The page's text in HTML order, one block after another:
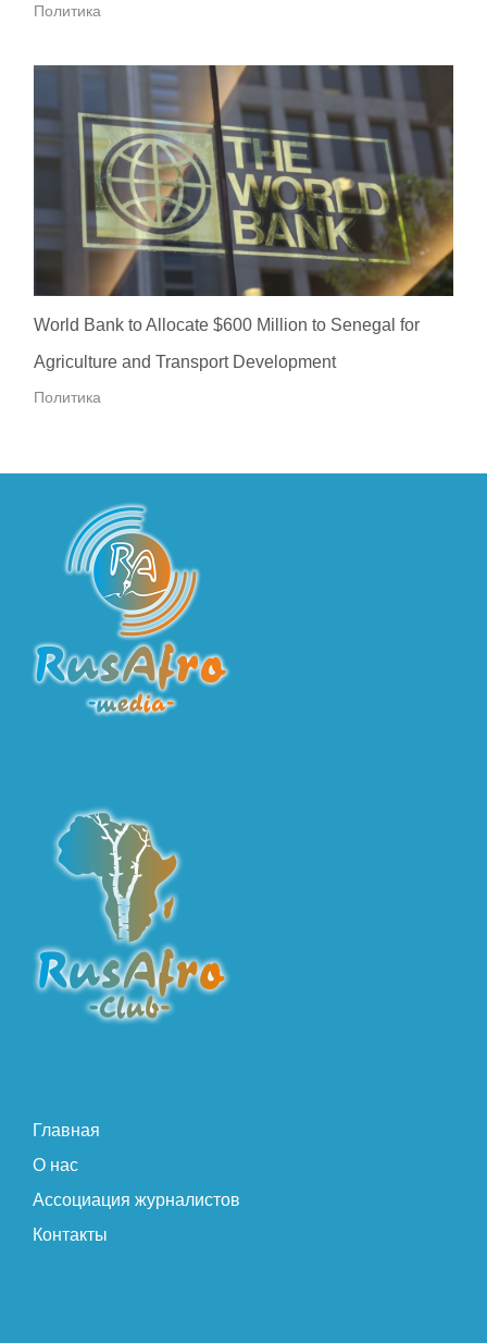
Политика
World Bank to Allocate $600 Million to Senegal for
Agriculture and Transport Development
Политика
Главная
О нас
Ассоциация журналистов
Контакты